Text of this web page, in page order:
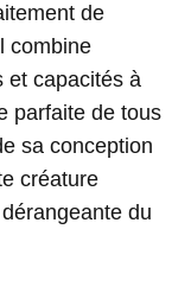
de
combine
et capacités à
parfaite de tous
sa conception
créature
du